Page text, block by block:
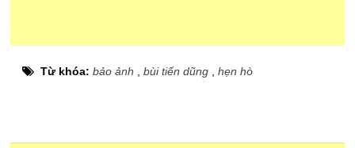
Từ khóa:bảo ảnh ,bùi tiến dũng ,hẹn hò